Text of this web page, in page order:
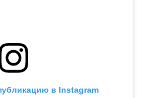
в Instagram